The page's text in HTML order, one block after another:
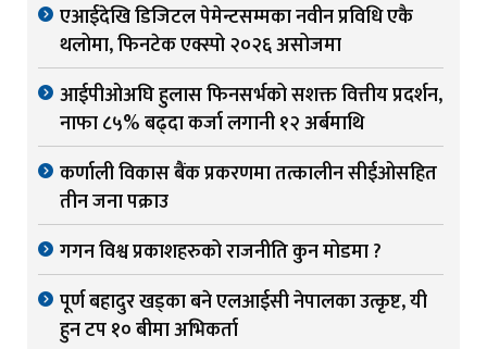
एआईदेखि डिजिटल पेमेन्टसम्मका नवीन प्रविधि एकै
थलोमा, फिनटेक एक्स्पो २०२६ असोजमा
आईपीओअघि हुलास फिनसर्भको सशक्त वित्तीय प्रदर्शन,
नाफा ८५% बढ्दा कर्जा लगानी १२ अर्बमाथि
कर्णाली विकास बैंक प्रकरणमा तत्कालीन सीईओसहित
तीन जना पक्राउ
गगन विश्व प्रकाशहरुको राजनीति कुन मोडमा ?
पूर्ण बहादुर खड्का बने एलआईसी नेपालका उत्कृष्ट, यी
हुन टप १० बीमा अभिकर्ता